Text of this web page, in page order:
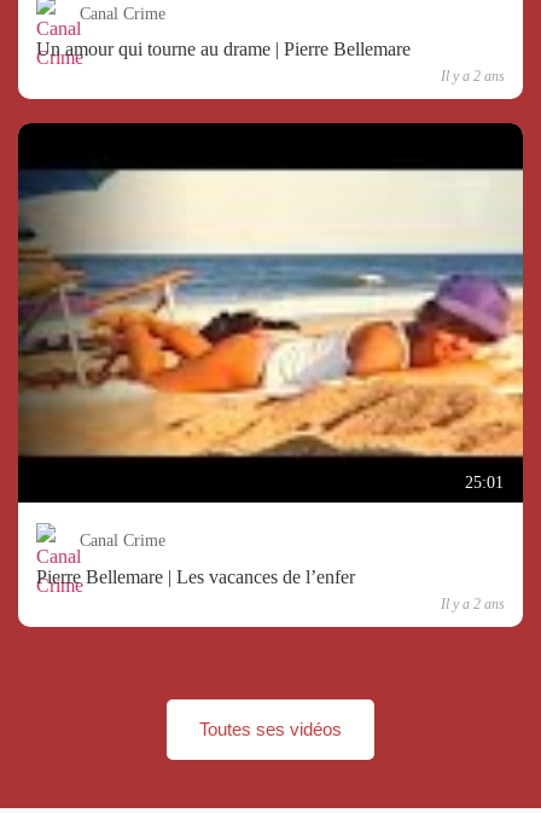
Canal Crime
Un amour qui tourne au drame | Pierre Bellemare
Il y a 2 ans
25:01
Canal Crime
Pierre Bellemare | Les vacances de l’enfer
Il y a 2 ans
Toutes ses vidéos